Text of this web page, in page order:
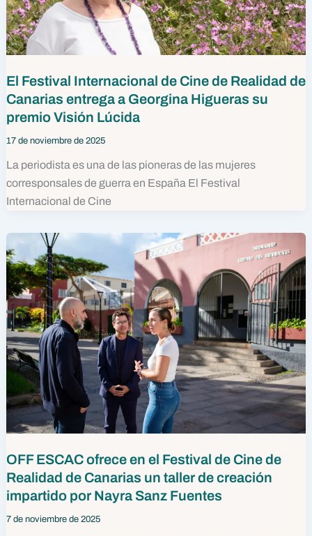
El Festival Internacional de Cine de Realidad de
Canarias entrega a Georgina Higueras su
premio Visión Lúcida
17 de noviembre de 2025
La periodista es una de las pioneras de las mujeres
corresponsales de guerra en España El Festival
Internacional de Cine
OFF ESCAC ofrece en el Festival de Cine de
Realidad de Canarias un taller de creación
impartido por Nayra Sanz Fuentes
7 de noviembre de 2025